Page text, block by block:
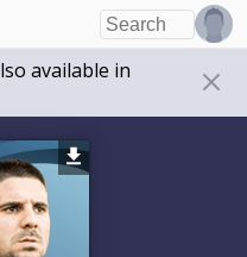
available in